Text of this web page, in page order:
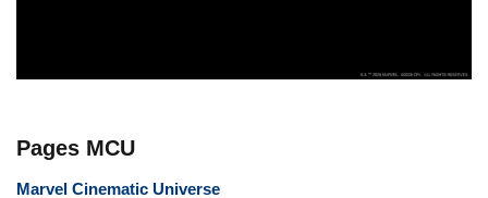
Pages MCU
Marvel Cinematic Universe